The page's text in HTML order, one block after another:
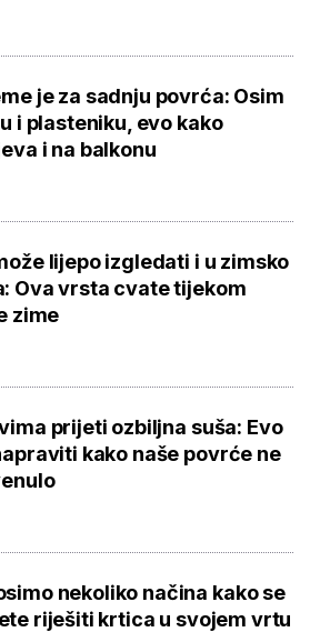
je za sadnju povrća: Osim
i plasteniku, evo kako
i na balkonu
lijepo izgledati i u zimsko
Ova vrsta cvate tijekom
zime
prijeti ozbiljna suša: Evo
kako naše povrće ne
nekoliko načina kako se
riješiti krtica u svojem vrtu